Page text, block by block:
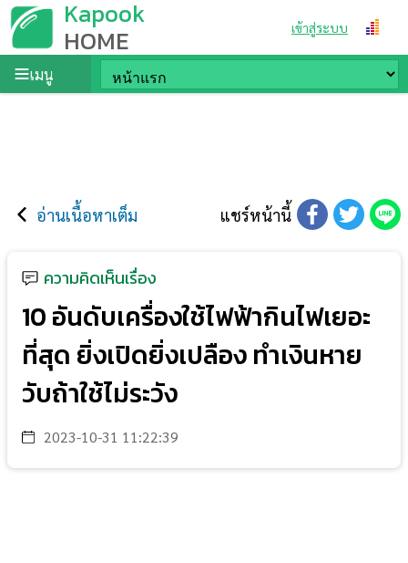
Kapook
HOME เข้าสู่ระบบ
เมนู
อ่านเนื้อหาเต็ม แชร์หน้านี้
ความคิดเห็นเรื่อง
10 อันดับเครื่องใช้ไฟฟ้ากินไฟเยอะ
ที่สุด ยิ่งเปิดยิ่งเปลือง ทำเงินหาย
วับถ้าใช้ไม่ระวัง
2023-10-31 11:22:39